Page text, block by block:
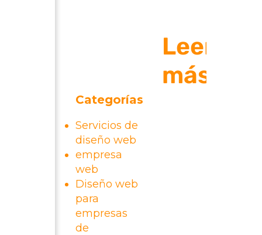
Leer
más
Categorías
Servicios de
diseño web
empresa
web
Diseño web
para
empresas
de